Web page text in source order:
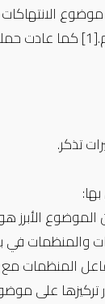
[1]كما عادت
تذكر.
الأبرز
والمنظمات في
المنظمات
تركيزها على